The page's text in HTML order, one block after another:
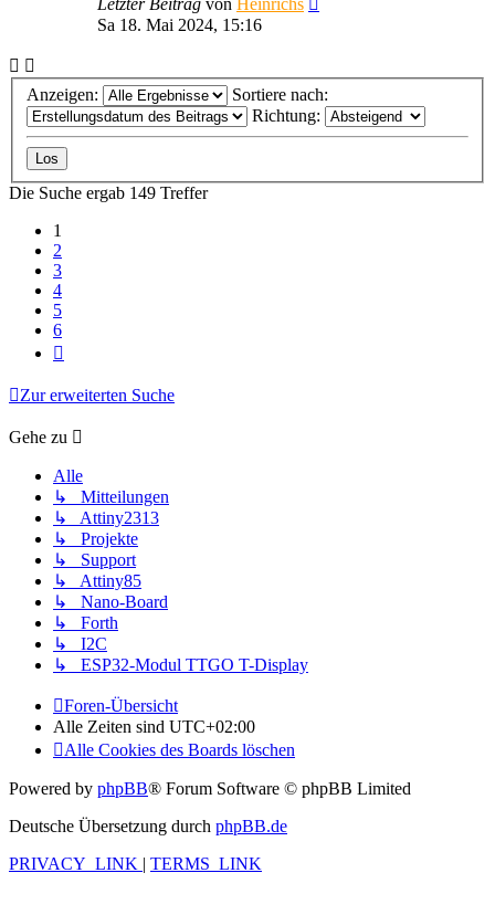
Sa 18. Mai 2024, 15:16
Anzeigen:
Sortiere nach:
Richtung:
Die Suche ergab 149 Treffer
1
2
3
4
5
6
Zur erweiterten Suche
Gehe zu
Alle
↳ Mitteilungen
↳ Attiny2313
↳ Projekte
↳ Support
↳ Attiny85
↳ Nano-Board
↳ Forth
↳ I2C
↳ ESP32-Modul TTGO T-Display
Foren-Übersicht
Alle Zeiten sind UTC+02:00
Alle Cookies des Boards löschen
Powered by phpBB® Forum Software © phpBB Limited
Deutsche Übersetzung durch phpBB.de
PRIVACY_LINK
TERMS_LINK